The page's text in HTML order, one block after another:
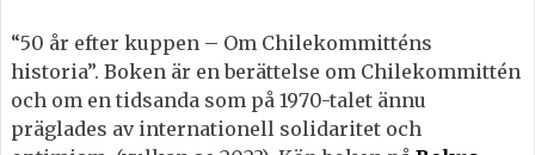
“50 år efter kuppen – Om Chilekommitténs
historia”. Boken är en berättelse om Chilekommittén
och om en tidsanda som på 1970-talet ännu
präglades av internationell solidaritet och